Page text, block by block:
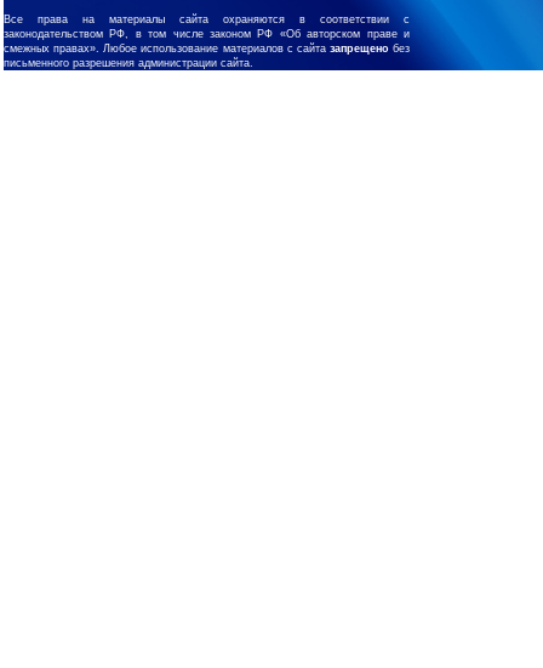
Все права на материалы сайта охраняются в соответствии с
законодательством РФ, в том числе законом РФ «Об авторском праве и
смежных правах». Любое использование материалов с сайта запрещенобез
письменного разрешения администрации сайта.